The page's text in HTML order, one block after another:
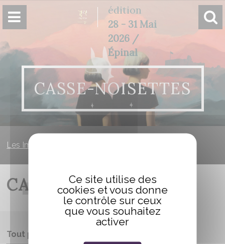
édition
28 - 31 Mai
2026 /
Épinal
CASSE-NOISETTES
Les Imaginales
CASSE-NOISETTES
Tout public
Panneau de gestion des cookies
Ce site utilise des
cookies et vous donne
le contrôle sur ceux
que vous souhaitez
activer